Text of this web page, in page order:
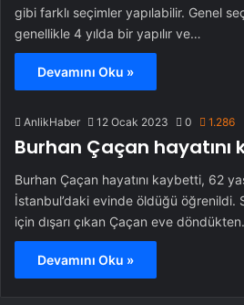
gibi farklı seçimler yapılabilir. Genel
genellikle 4 yılda bir yapılır ve…
Devamını Oku »
AnlikHaber 12 Ocak 2023 0 1.286
Burhan Çaçan hayatını
Burhan Çaçan hayatını kaybetti, 62
İstanbul’daki evinde öldüğü öğrenildi.
için dışarı çıkan Çaçan eve
Devamını Oku »